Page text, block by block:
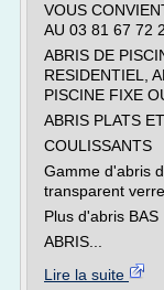
VOUS
AU 03 81 67 72
ABRIS DE
RESIDENTIEL,
PISCINE FIXE
ABRIS PLATS
COULISSANTS
Gamme d'abris
transparent
Plus d'abris BAS
ABRIS...
Lire la suite